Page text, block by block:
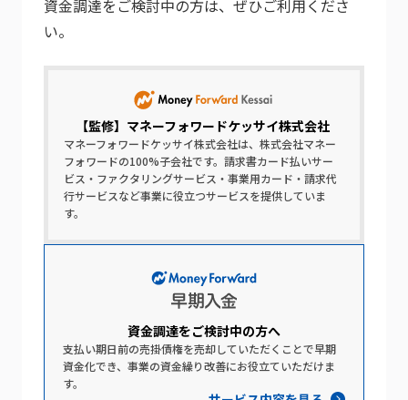
資金調達をご検討中の方は、ぜひご利用くださ
い。
【監修】 マネーフォワードケッサイ株式会社
マネーフォワードケッサイ株式会社は、株式会社マネー
フォワードの100%子会社です。請求書カード払いサー
ビス・ファクタリングサービス・事業用カード・請求代
行サービスなど事業に役立つサービスを提供していま
す。
資金調達を​ご検討中の​方​へ​
支払い期日前の売掛債権を売却していただくことで早期
資金化でき、事業の資金繰り改善にお役立ていただけま
す。